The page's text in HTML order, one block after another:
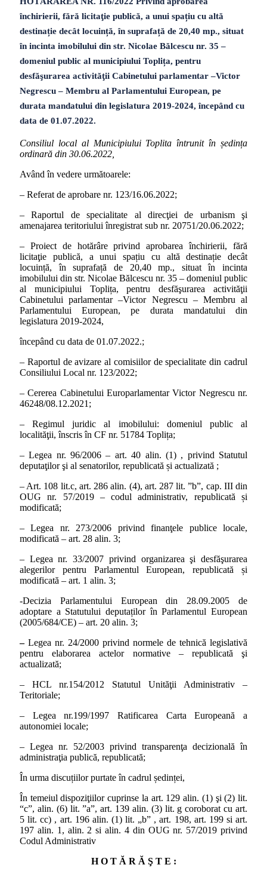
închirierii, fără licitaţie publică, a unui spațiu cu altă
destinație decât locuință, în suprafață de 20,40 mp., situat
în incinta imobilului din str. Nicolae Bălcescu nr. 35 –
domeniul public al municipiului Toplița, pentru
desfăşurarea activităţii Cabinetului parlamentar –Victor
Negrescu – Membru al Parlamentului European, pe
durata mandatului din legislatura 2019-2024, începând cu
data de 01.07.2022.
Consiliul local al Municipiului Toplita întrunit în ședința
ordinară din 30.06.2022,
Având în vedere următoarele:
– Referat de aprobare nr. 123/16.06.2022;
– Raportul de specialitate al direcţiei de urbanism şi
amenajarea teritoriului înregistrat sub nr. 20751/20.06.2022;
– Proiect de hotărâre privind aprobarea închirierii, fără
licitaţie publică, a unui spațiu cu altă destinație decât
locuință, în suprafață de 20,40 mp., situat în incinta
imobilului din str. Nicolae Bălcescu nr. 35 – domeniul public
al municipiului Toplița, pentru desfăşurarea activităţii
Cabinetului parlamentar –Victor Negrescu – Membru al
Parlamentului European, pe durata mandatului din
legislatura 2019-2024,
începând cu data de 01.07.2022.;
– Raportul de avizare al comisiilor de specialitate din cadrul
Consiliului Local nr. 123/2022;
– Cererea Cabinetului Europarlamentar Victor Negrescu nr.
46248/08.12.2021;
– Regimul juridic al imobilului: domeniul public al
localităţii, înscris în CF nr. 51784 Toplița;
– Legea nr. 96/2006 – art. 40 alin. (1) , privind Statutul
deputaţilor şi al senatorilor, republicată și actualizată ;
– Art. 108 lit.c, art. 286 alin. (4), art. 287 lit. ”b”, cap. III din
OUG nr. 57/2019 – codul administrativ, republicată și
modificată;
– Legea nr. 273/2006 privind finanţele publice locale,
modificată – art. 28 alin. 3;
– Legea nr. 33/2007 privind organizarea şi desfăşurarea
alegerilor pentru Parlamentul European, republicată și
modificată – art. 1 alin. 3;
-Decizia Parlamentului European din 28.09.2005 de
adoptare a Statutului deputaților în Parlamentul European
(2005/684/CE) – art. 20 alin. 3;
– Legea nr. 24/2000 privind normele de tehnică legislativă
pentru elaborarea actelor normative – republicată şi
actualizată;
– HCL nr.154/2012 Statutul Unităţii Administrativ –
Teritoriale;
– Legea nr.199/1997 Ratificarea Carta Europeană a
autonomiei locale;
– Legea nr. 52/2003 privind transparenţa decizională în
administraţia publică, republicată;
În urma discuțiilor purtate în cadrul ședinței,
În temeiul dispoziţiilor cuprinse la art. 129 alin. (1) şi (2) lit.
“c”, alin. (6) lit. ”a”, art. 139 alin. (3) lit. g coroborat cu art.
5 lit. cc) , art. 196 alin. (1) lit. „b” , art. 198, art. 199 si art.
197 alin. 1, alin. 2 si alin. 4 din OUG nr. 57/2019 privind
Codul Administrativ
H O T Ă R Ă Ş T E :